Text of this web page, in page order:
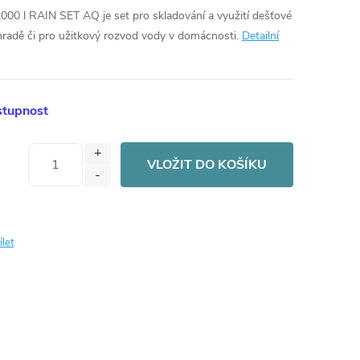
l RAIN SET AQ je set pro skladování a využití dešťové
či pro užitkový rozvod vody v domácnosti. Detailní
VLOŽIT DO KOŠÍKU